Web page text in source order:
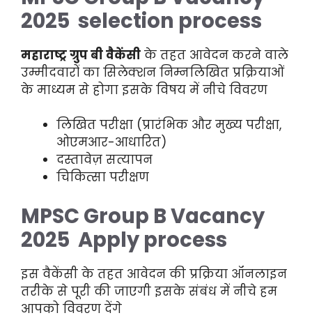
2025 selection process
महाराष्ट्र ग्रुप बी वैकेंसी के तहत आवेदन करने वाले
उम्मीदवारों का सिलेक्शन निम्नलिखित प्रक्रियाओं
के माध्यम से होगा इसके विषय में नीचे विवरण
लिखित परीक्षा (प्रारंभिक और मुख्य परीक्षा,
ओएमआर-आधारित)
दस्तावेज़ सत्यापन
चिकित्सा परीक्षण
MPSC Group B Vacancy
2025 Apply process
इस वैकेंसी के तहत आवेदन की प्रक्रिया ऑनलाइन
तरीके से पूरी की जाएगी इसके संबंध में नीचे हम
आपको विवरण देंगे